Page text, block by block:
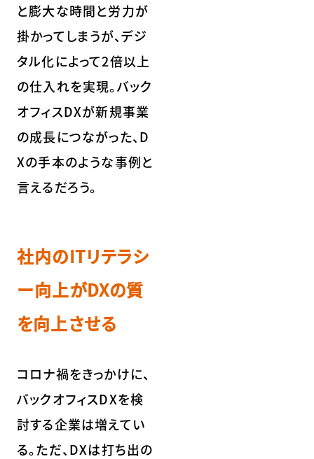
と膨大な時間と労力が
掛かってしまうが、デジ
タル化によって2倍以上
の仕入れを実現。バック
オフィスDXが新規事業
の成長につながった、D
Xの手本のような事例と
言えるだろう。
社内のITリテラシ
ー向上がDXの質
を向上させる
コロナ禍をきっかけに、
バックオフィスDXを検
討する企業は増えてい
る。ただ、DXは打ち出の